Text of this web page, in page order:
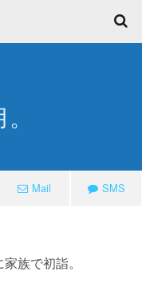
Mail SMS
族で初詣。